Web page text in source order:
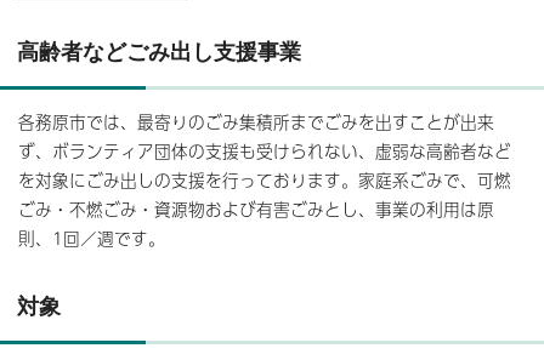
高齢者などごみ出し支援事業
各務原市では、最寄りのごみ集積所までごみを出すことが出来
ず、ボランティア団体の支援も受けられない、虚弱な高齢者など
を対象にごみ出しの支援を行っております。家庭系ごみで、可燃
ごみ・不燃ごみ・資源物および有害ごみとし、事業の利用は原
則、1回／週です。
対象